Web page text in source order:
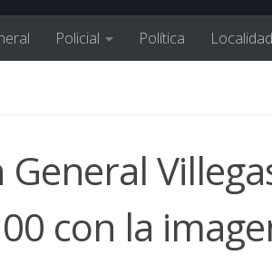
Policial Política
con la